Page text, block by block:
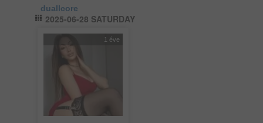
duallcore
2025-06-28 SATURDAY
1 éve